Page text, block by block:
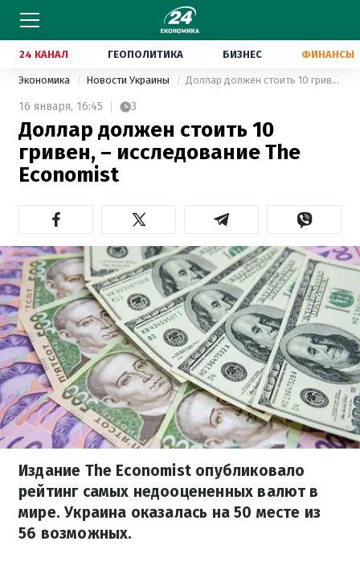
24 КАНАЛ ГЕОПОЛИТИКА БИЗНЕС ФИНАНСЫ
Экономика Новости Украины Доллар должен стоить 10 гривен, – исследование The Economist
16 января, 16:45 3
Доллар должен стоить 10
гривен, – исследование The
Economist
Издание The Economist опубликовало
рейтинг самых недооцененных валют в
мире. Украина оказалась на 50 месте из
56 возможных.